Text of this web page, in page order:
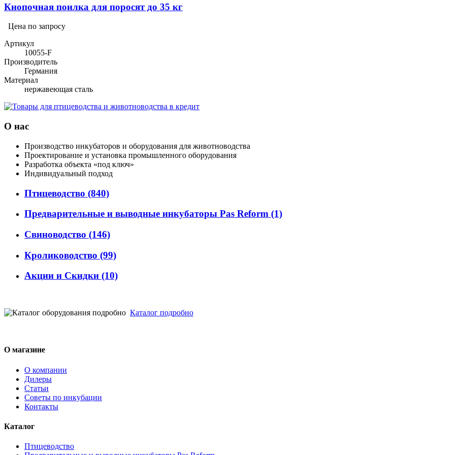
Кнопочная поилка для поросят до 35 кг
Цена по запросу
Артикул
10055-F
Производитель
Германия
Материал
нержавеющая сталь
О нас
Производство инкубаторов и оборудования для животноводства
Проектирование и установка промышленного оборудования
Разработка объекта «под ключ»
Индивидуальный подход
Птицеводство (840)
Предварительные и выводные инкубаторы Pas Reform (1)
Свиноводство (146)
Кролиководство (99)
Акции и Скидки (10)
Каталог подробно
О магазине
О компании
Дилеры
Статьи
Советы по инкубации
Контакты
Каталог
Птицеводство